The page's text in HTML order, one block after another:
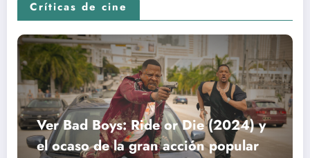
Críticas de cine
Ver Bad Boys: Ride or Die (2024) y
el ocaso de la gran acción popular